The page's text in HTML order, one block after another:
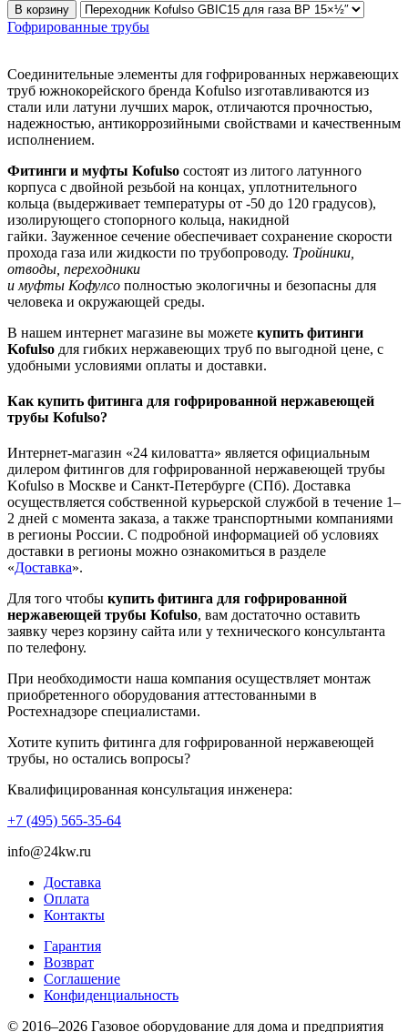
В корзину
Гофрированные трубы
Соединительные элементы для гофрированных нержавеющих
труб южнокорейского бренда Kofulso изготавливаются из
стали или латуни лучших марок, отличаются прочностью,
надежностью, антикоррозийными свойствами и качественным
исполнением.
Фитинги и муфты Kofulso состоят из литого латунного
корпуса с двойной резьбой на концах, уплотнительного
кольца (выдерживает температуры от -50 до 120 градусов),
изолирующего стопорного кольца, накидной
гайки. Зауженное сечение обеспечивает сохранение скорости
прохода газа или жидкости по трубопроводу. Тройники,
отводы, переходники
и муфты Кофулсо полностью экологичны и безопасны для
человека и окружающей среды.
В нашем интернет магазине вы можете купить фитинги
Kofulso для гибких нержавеющих труб по выгодной цене, с
удобными условиями оплаты и доставки.
Как купить фитинга для гофрированной нержавеющей
трубы Kofulso?
Интернет-магазин «24 киловатта» является официальным
дилером фитингов для гофрированной нержавеющей трубы
Kofulso в Москве и Санкт-Петербурге (СПб). Доставка
осуществляется собственной курьерской службой в течение 1–
2 дней с момента заказа, а также транспортными компаниями
в регионы России. С подробной информацией об условиях
доставки в регионы можно ознакомиться в разделе
«Доставка».
Для того чтобы купить фитинга для гофрированной
нержавеющей трубы Kofulso, вам достаточно оставить
заявку через корзину сайта или у технического консультанта
по телефону.
При необходимости наша компания осуществляет монтаж
приобретенного оборудования аттестованными в
Ростехнадзоре специалистами.
Хотите купить фитинга для гофрированной нержавеющей
трубы, но остались вопросы?
Квалифицированная консультация инженера:
+7 (495) 565-35-64
info@24kw.ru
Доставка
Оплата
Контакты
Гарантия
Возврат
Cоглашение
Конфиденциальность
© 2016–2026 Газовое оборудование для дома и предприятия